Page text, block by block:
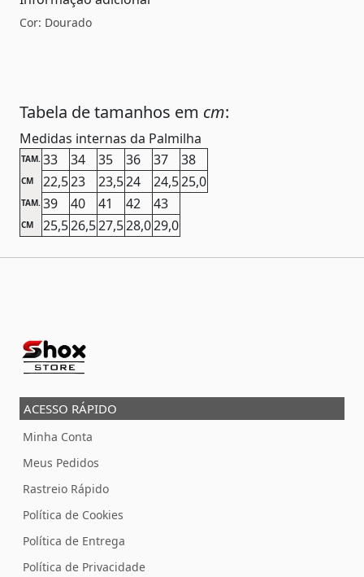
Cor: Dourado
Tabela de tamanhos em cm:
Medidas internas da Palmilha
TAM. 33 34 35 36 37 38
CM 22,523 23,524 24,525,0
TAM. 39 40 41 42 43
CM 25,526,527,528,029,0
ACESSO RÁPIDO
Minha Conta
Meus Pedidos
Rastreio Rápido
Política de Cookies
Política de Entrega
Política de Privacidade